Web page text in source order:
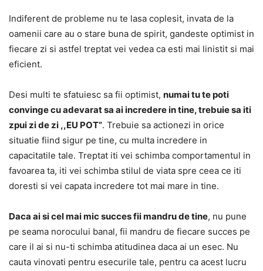
Indiferent de probleme nu te lasa coplesit, invata de la
oamenii care au o stare buna de spirit, gandeste optimist in
fiecare zi si astfel treptat vei vedea ca esti mai linistit si mai
eficient.
Desi multi te sfatuiesc sa fii optimist, numai tu te poti
convinge cu adevarat sa ai incredere in tine, trebuie sa iti
zpui zi de zi ,,EU POT”. Trebuie sa actionezi in orice
situatie fiind sigur pe tine, cu multa incredere in
capacitatile tale. Treptat iti vei schimba comportamentul in
favoarea ta, iti vei schimba stilul de viata spre ceea ce iti
doresti si vei capata incredere tot mai mare in tine.
Daca ai si cel mai mic succes fii mandru de tine, nu pune
pe seama norocului banal, fii mandru de fiecare succes pe
care il ai si nu-ti schimba atitudinea daca ai un esec. Nu
cauta vinovati pentru esecurile tale, pentru ca acest lucru